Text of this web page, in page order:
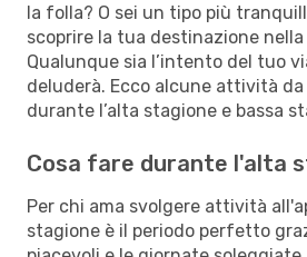
la folla? O sei un tipo più
scoprire la tua destinazione
Qualunque sia l’intento del tuo
deluderà. Ecco alcune attività da
durante l’alta stagione e bassa
Cosa fare durante l'alta
Per chi ama svolgere attività
stagione è il periodo perfetto